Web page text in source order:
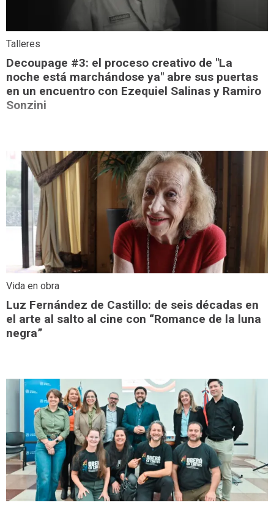
Talleres
Decoupage #3: el proceso creativo de "La
noche está marchándose ya" abre sus puertas
en un encuentro con Ezequiel Salinas y Ramiro
Sonzini
Vida en obra
Luz Fernández de Castillo: de seis décadas en
el arte al salto al cine con “Romance de la luna
negra”